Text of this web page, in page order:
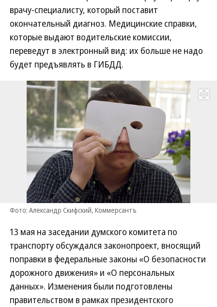
врачу-специалисту, который поставит
окончательный диагноз. Медицинские справки,
которые выдают водительские комиссии,
переведут в электронный вид: их больше не надо
будет предъявлять в ГИБДД.
Развернуть
Фото: Александр Скифский, Коммерсантъ
13 мая на заседании думского комитета по
транспорту обсуждался законопроект, вносящий
поправки в федеральные законы «О безопасности
дорожного движения» и «О персональных
данных». Изменения были подготовлены
правительством в рамках президентского